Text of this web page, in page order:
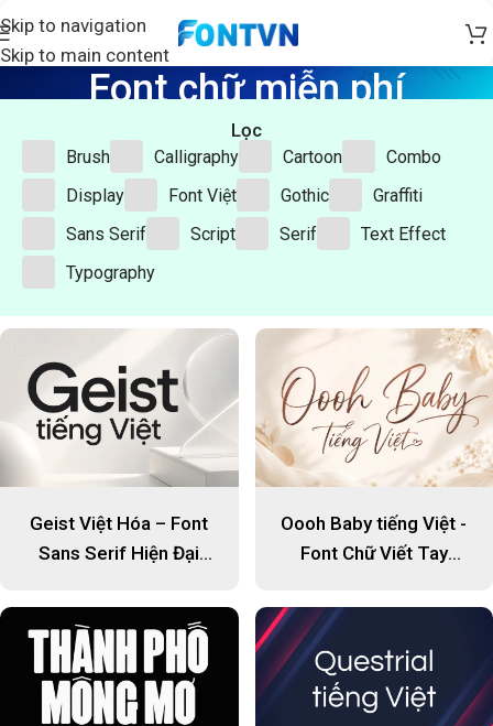
Skip to navigation
Skip to main content
Font chữ miễn phí
Font chữ miễn phí
Lọc
Brush Calligraphy Cartoon
Combo
Display
Font Việt Gothic
Graffiti
Sans Serif
Script Serif
Text Effect
Typography
Geist Việt Hóa – Font
Sans Serif Hiện Đại
Oooh Baby tiếng Việt -
Font Chữ Viết Tay
Dễ Thương